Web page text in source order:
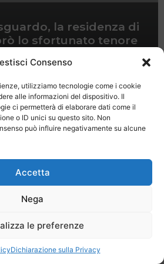
Consenso
utilizziamo tecnologie come i cookie
alle informazioni del dispositivo. Il
ci permetterà di elaborare dati come il
o ID unici su questo sito. Non
può influire negativamente su alcune
Accetta
Nega
le preferenze
Dichiarazione sulla Privacy
la residenza di
lo sfortunato tenore
Contatti
LAST MINUTE - SH WEB